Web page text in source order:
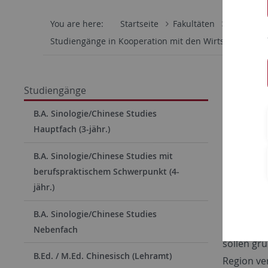
You are here: Startseite Fakultäten
Studiengänge in Kooperation mit den
Studiengänge
B.A. Sinologie/Chinese Studies
Hauptfach (3-jähr.)
B.A. Sinologie/Chinese Studies mit
berufspraktischem Schwerpunkt (4-
jähr.)
B.A. Sinologie/Chinese Studies
Nebenfach
B.Ed. / M.Ed. Chinesisch (Lehramt)
erhalten
sollen
Region